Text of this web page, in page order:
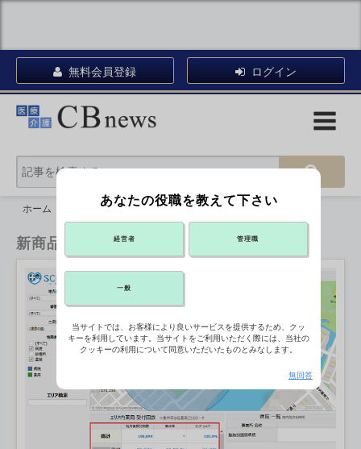
無料会員登録 ログイン
ホーム 新商品情報
新商品情報
あなたの役職を教えて下さい
経営者 管理職
一般
当サイトでは、お客様により良いサービスを提供するため、クッ
キーを利用しています。当サイトをご利用いただく際には、当社の
クッキーの利用について同意いただいたものとみなします。
無回答